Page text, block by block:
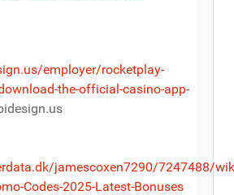
employer/rocketplay-
the-official-casino-app-
jamescoxen7290/7247488/
Codes-2025-Latest-Bonuses